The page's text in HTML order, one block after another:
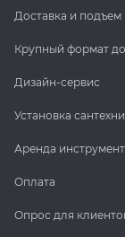
Доставка и подъем
Крупный формат
Дизайн-сервис
Установка
Аренда
Оплата
Опрос для